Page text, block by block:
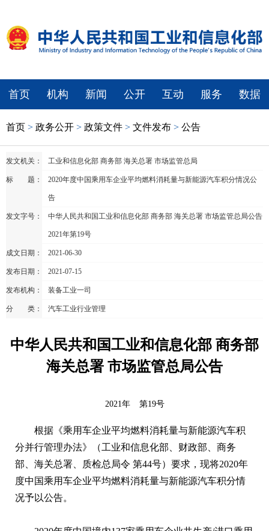
首页 机构 新闻 公开 互动 服务 数据
首页 > 政务公开 > 政策文件 > 文件发布 > 公告
发文机关： 工业和信息化部 商务部 海关总署 市场监管总局
标 题： 2020年度中国乘用车企业平均燃料消耗量与新能源汽车积分情况公
告
发文字号： 中华人民共和国工业和信息化部 商务部 海关总署 市场监管总局公告
2021年第19号
成文日期： 2021-06-30
发布日期： 2021-07-15
发布机构： 装备工业一司
分 类： 汽车工业行业管理
中华人民共和国工业和信息化部 商务部
海关总署 市场监管总局公告
2021年 第19号
根据《乘用车企业平均燃料消耗量与新能源汽车积
分并行管理办法》（工业和信息化部、财政部、商务
部、海关总署、质检总局令 第44号）要求，现将2020年
度中国乘用车企业平均燃料消耗量与新能源汽车积分情
况予以公告。